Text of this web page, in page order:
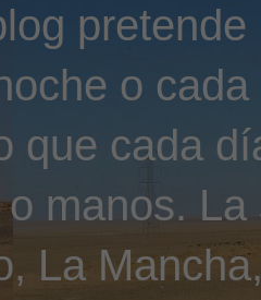
o
que cada
manos.
La